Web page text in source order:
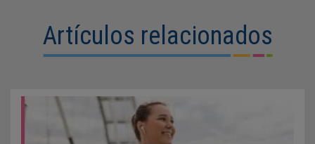
Artículos relacionados